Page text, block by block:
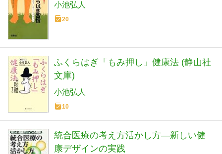
小池弘人
20
ふくらはぎ「もみ押し」健康法 (静山社
文庫)
小池弘人
10
統合医療の考え方活かし方―新しい健
康デザインの実践